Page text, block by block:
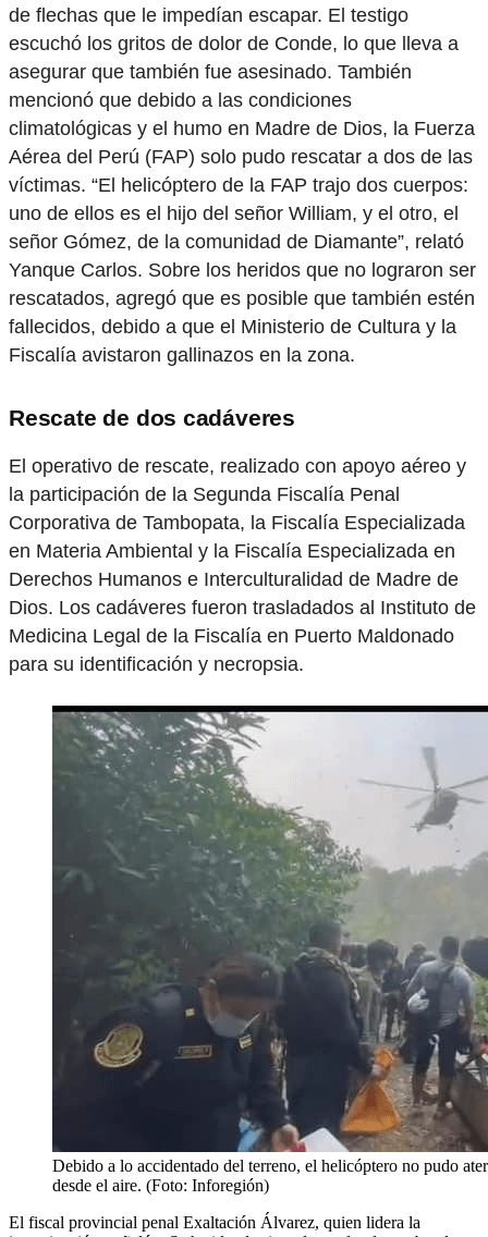
de flechas que le impedían escapar. El testigo
escuchó los gritos de dolor de Conde, lo que lleva a
asegurar que también fue asesinado. También
mencionó que debido a las condiciones
climatológicas y el humo en Madre de Dios, la Fuerza
Aérea del Perú (FAP) solo pudo rescatar a dos de las
víctimas. “El helicóptero de la FAP trajo dos cuerpos:
uno de ellos es el hijo del señor William, y el otro, el
señor Gómez, de la comunidad de Diamante”, relató
Yanque Carlos. Sobre los heridos que no lograron ser
rescatados, agregó que es posible que también estén
fallecidos, debido a que el Ministerio de Cultura y la
Fiscalía avistaron gallinazos en la zona.
Rescate de dos cadáveres
El operativo de rescate, realizado con apoyo aéreo y
la participación de la Segunda Fiscalía Penal
Corporativa de Tambopata, la Fiscalía Especializada
en Materia Ambiental y la Fiscalía Especializada en
Derechos Humanos e Interculturalidad de Madre de
Dios. Los cadáveres fueron trasladados al Instituto de
Medicina Legal de la Fiscalía en Puerto Maldonado
para su identificación y necropsia.
Debido a lo accidentado del terreno, el helicóptero no pudo
desde el aire. (Foto: Inforegión)
El fiscal provincial penal Exaltación Álvarez, quien lidera la